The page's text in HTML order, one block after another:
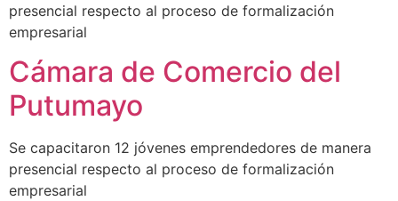
presencial respecto al proceso de formalización
empresarial
Cámara de Comercio del
Putumayo
Se capacitaron 12 jóvenes emprendedores de manera
presencial respecto al proceso de formalización
empresarial